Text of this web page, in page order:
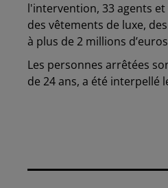
l'intervention, 33 agents et
des vêtements de luxe,
à plus de 2 millions
Les personnes arrêtées
de 24 ans, a été interpellé